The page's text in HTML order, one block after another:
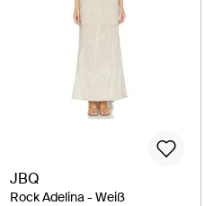
JBQ
Rock Adelina - Weiß